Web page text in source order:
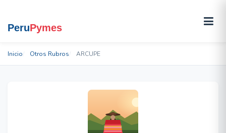
Inicio Otros Rubros ARCUPE